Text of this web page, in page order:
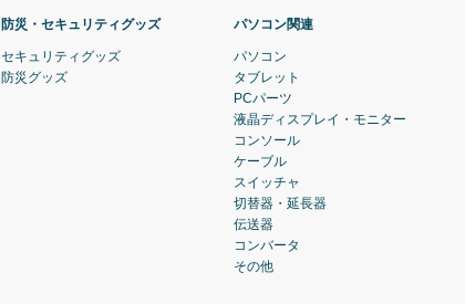
防災・セキュリティグッズ
セキュリティグッズ
防災グッズ
パソコン関連
パソコン
タブレット
PCパーツ
液晶ディスプレイ・モニター
コンソール
ケーブル
スイッチャ
切替器・延長器
伝送器
コンバータ
その他